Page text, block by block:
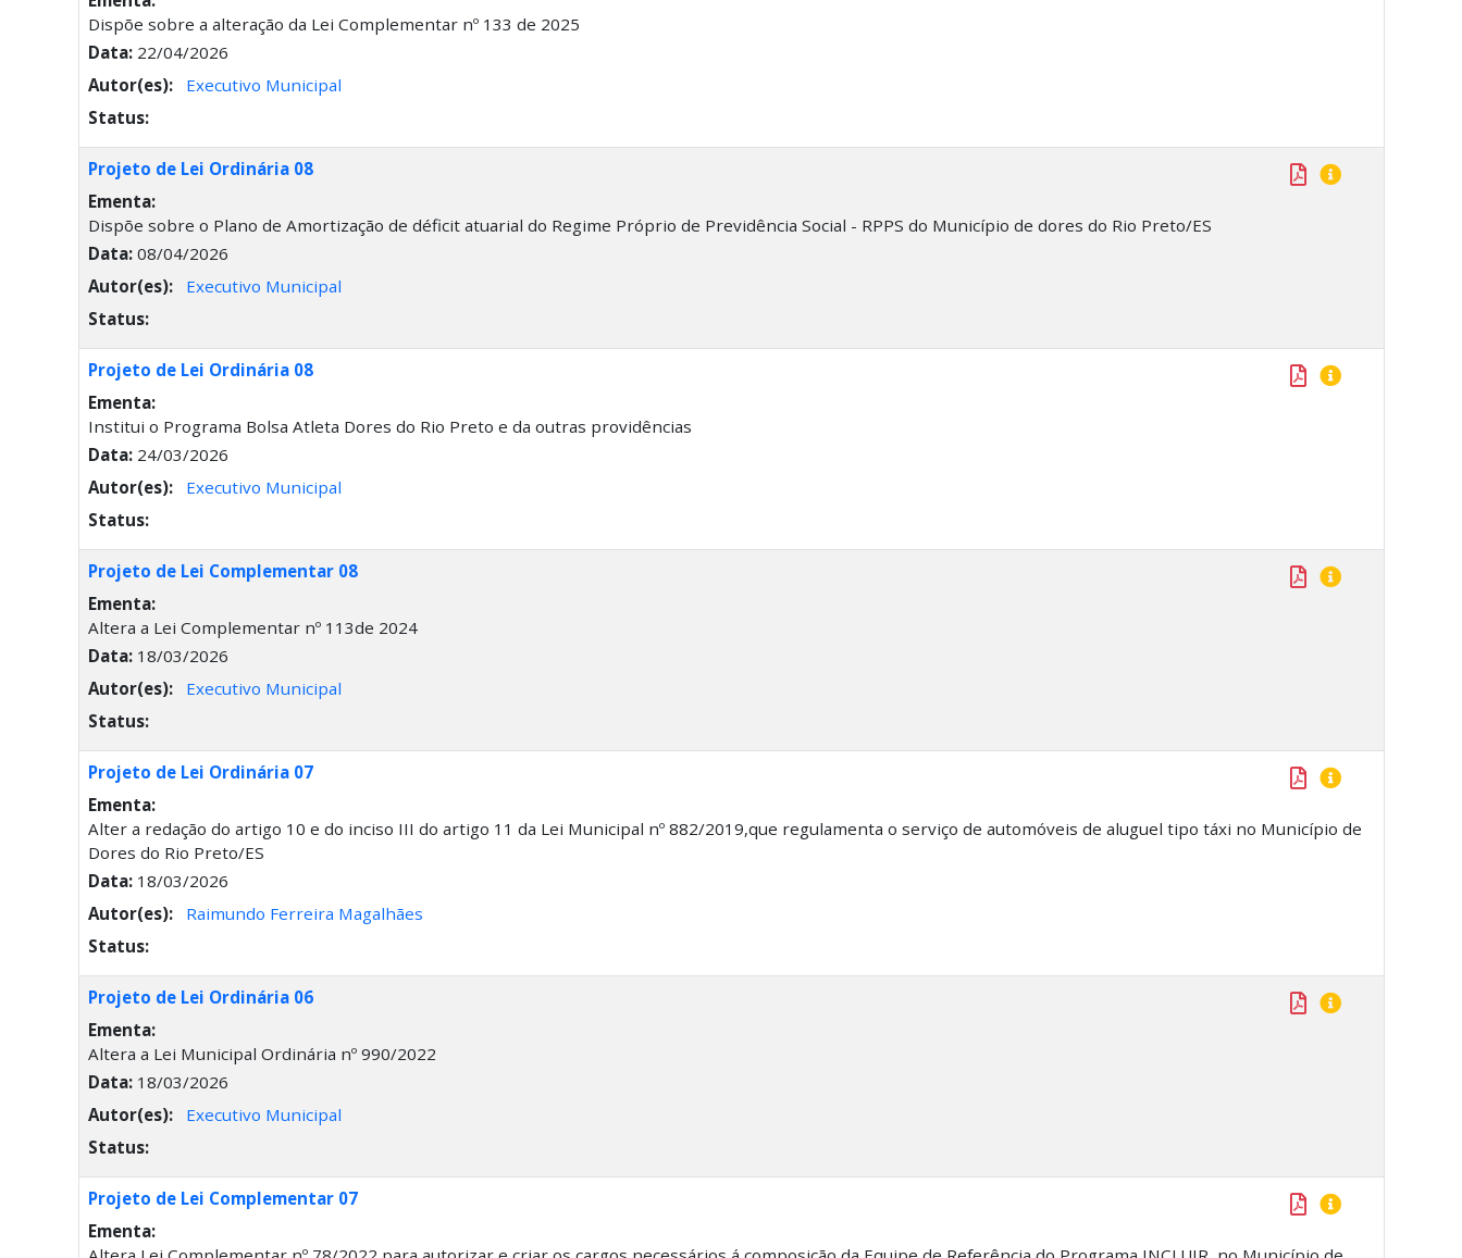
Dispõe sobre a alteração da Lei Complementar nº 133 de 2025
Data:22/04/2026
Autor(es):
Executivo Municipal
Status:
Projeto de Lei Ordinária 08
Ementa:
Dispõe sobre o Plano de Amortização de déficit atuarial do Regime Próprio de Previdência Social - RPPS do Município de dores do Rio Preto/ES
Data:08/04/2026
Autor(es):
Executivo Municipal
Status:
Projeto de Lei Ordinária 08
Ementa:
Institui o Programa Bolsa Atleta Dores do Rio Preto e da outras providências
Data:24/03/2026
Autor(es):
Executivo Municipal
Status:
Projeto de Lei Complementar 08
Ementa:
Altera a Lei Complementar nº 113de 2024
Data:18/03/2026
Autor(es):
Executivo Municipal
Status:
Projeto de Lei Ordinária 07
Ementa:
Alter a redação do artigo 10 e do inciso III do artigo 11 da Lei Municipal nº 882/2019,que regulamenta o serviço de automóveis de aluguel tipo táxi no Município de
Dores do Rio Preto/ES
Data:18/03/2026
Autor(es):
Raimundo Ferreira Magalhães
Status:
Projeto de Lei Ordinária 06
Ementa:
Altera a Lei Municipal Ordinária nº 990/2022
Data:18/03/2026
Autor(es):
Executivo Municipal
Status:
Projeto de Lei Complementar 07
Ementa: